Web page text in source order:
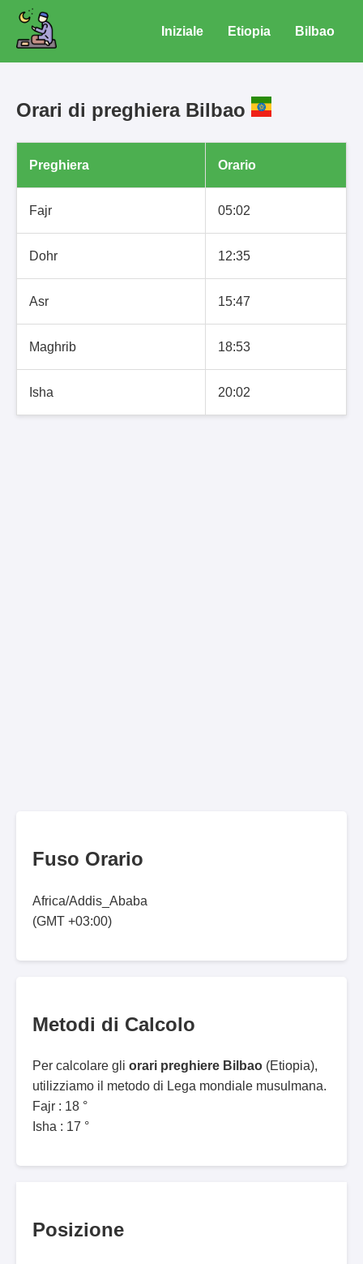
Iniziale Etiopia Bilbao
Orari di preghiera Bilbao
Preghiera Orario
Fajr 05:02
Dohr 12:35
Asr 15:47
Maghrib 18:53
Isha 20:02
Fuso Orario
Africa/Addis_Ababa
(GMT +03:00)
Metodi di Calcolo
Per calcolare gli orari preghiere Bilbao (Etiopia),
utilizziamo il metodo di Lega mondiale musulmana.
Fajr : 18 °
Isha : 17 °
Posizione